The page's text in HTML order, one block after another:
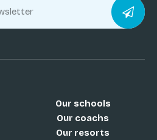
Our schools
Our coachs
Our resorts